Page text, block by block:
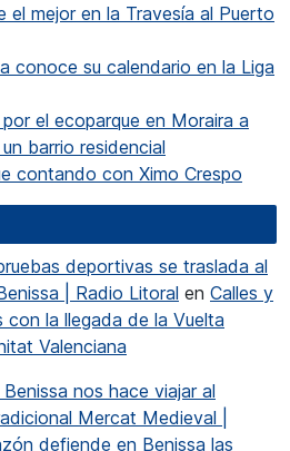
el mejor en la Travesía al Puerto
conoce su calendario en la Liga
el ecoparque en Moraira a
barrio residencial
contando con Ximo Crespo
deportivas se traslada al
| Radio Litoral en Calles y
la llegada de la Vuelta
Valenciana
nos hace viajar al
Mercat Medieval |
defiende en Benissa las